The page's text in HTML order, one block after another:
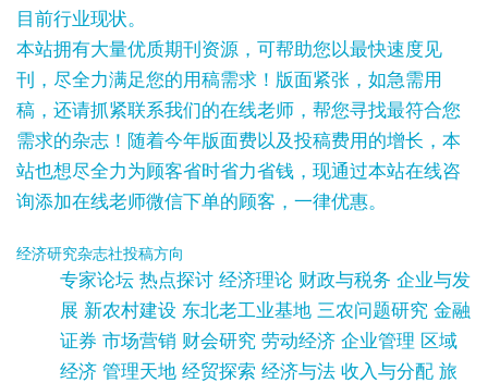
目前行业现状。
本站拥有大量优质期刊资源，可帮助您以最快速度见
刊，尽全力满足您的用稿需求！版面紧张，如急需用
稿，还请抓紧联系我们的在线老师，帮您寻找最符合您
需求的杂志！随着今年版面费以及投稿费用的增长，本
站也想尽全力为顾客省时省力省钱，现通过本站在线咨
询添加在线老师微信下单的顾客，一律优惠。
经济研究杂志社投稿方向
专家论坛 热点探讨 经济理论 财政与税务 企业与发
展 新农村建设 东北老工业基地 三农问题研究 金融
证券 市场营销 财会研究 劳动经济 企业管理 区域
经济 管理天地 经贸探索 经济与法 收入与分配 旅